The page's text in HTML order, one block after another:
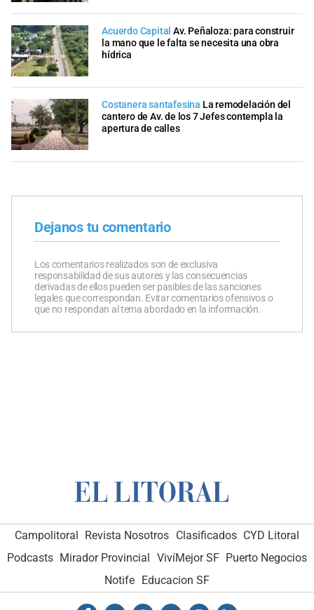
Acuerdo Capital Av. Peñaloza: para construir
la mano que le falta se necesita una obra
hídrica
Costanera santafesina La remodelación del
cantero de Av. de los 7 Jefes contempla la
apertura de calles
Dejanos tu comentario
Los comentarios realizados son de exclusiva
responsabilidad de sus autores y las consecuencias
derivadas de ellos pueden ser pasibles de las sanciones
legales que correspondan. Evitar comentarios ofensivos o
que no respondan al tema abordado en la información.
Campolitoral Revista Nosotros Clasificados CYD Litoral
Podcasts Mirador Provincial VivíMejor SF Puerto Negocios
Notife Educacion SF